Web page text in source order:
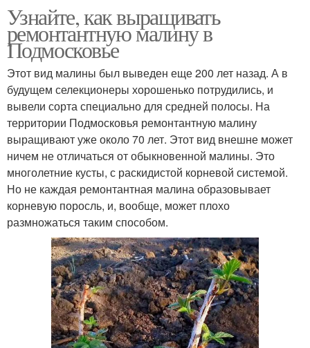
Узнайте, как выращивать
ремонтантную малину в
Подмосковье
Этот вид малины был выведен еще 200 лет назад. А в
будущем селекционеры хорошенько потрудились, и
вывели сорта специально для средней полосы. На
территории Подмосковья ремонтантную малину
выращивают уже около 70 лет. Этот вид внешне может
ничем не отличаться от обыкновенной малины. Это
многолетние кусты, с раскидистой корневой системой.
Но не каждая ремонтантная малина образовывает
корневую поросль, и, вообще, может плохо
размножаться таким способом.